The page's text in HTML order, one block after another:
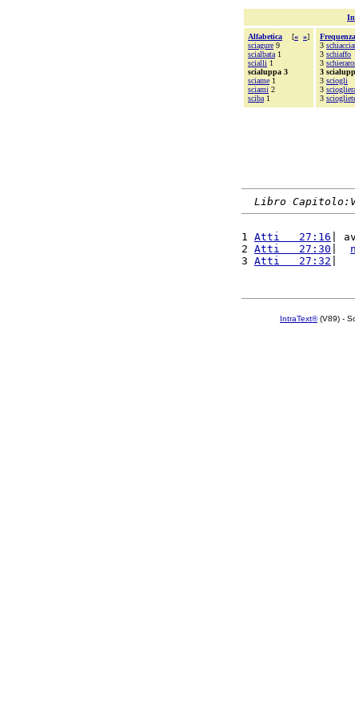
Alfabetica [« »]
sciagure 9
scialbata 1
scialli 1
scialuppa 3
sciame 1
sciami 2
sciba 1
Frequenza
3
3 schiaffo
3
3
3 sciogli
3
3
Libro
1 Atti   27:16 |
2 Atti   27:30
3 Atti   27:32
IntraText®(V89) -